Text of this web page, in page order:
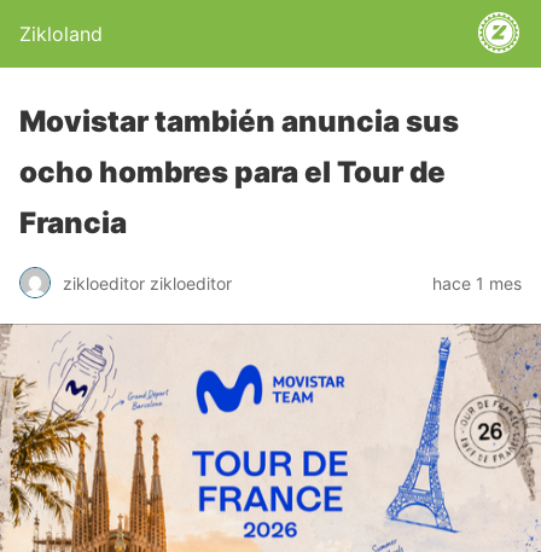
Zikloland
Movistar también anuncia sus
ocho hombres para el Tour de
Francia
zikloeditor zikloeditor hace 1 mes